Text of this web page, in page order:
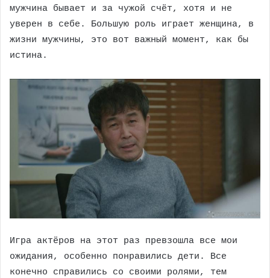
мужчина бывает и за чужой счёт, хотя и не
уверен в себе. Большую роль играет женщина, в
жизни мужчины, это вот важный момент, как бы
истина.
Игра актёров на этот раз превзошла все мои
ожидания, особенно понравились дети. Все
конечно справились со своими ролями, тем